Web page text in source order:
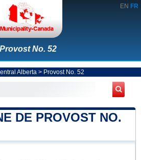
EN FR
Provost No. 52
Alberta > Provost No. 52
DE PROVOST NO.